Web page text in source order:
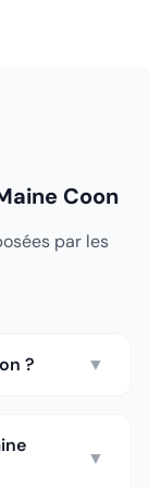
Coon
par les
? ▼
▼